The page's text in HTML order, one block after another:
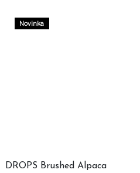
Novinka
DROPS Brushed Alpaca